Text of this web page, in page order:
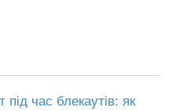
під час блекаутів: як